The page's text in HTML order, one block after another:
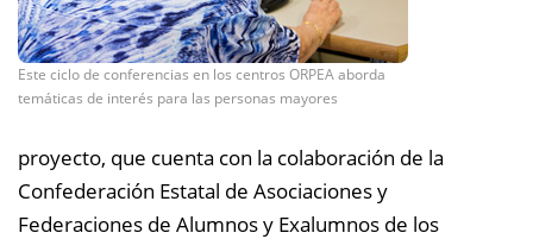
Este ciclo de conferencias en los centros ORPEA aborda
temáticas de interés para las personas mayores
proyecto, que cuenta con la colaboración de la
Confederación Estatal de Asociaciones y
Federaciones de Alumnos y Exalumnos de los